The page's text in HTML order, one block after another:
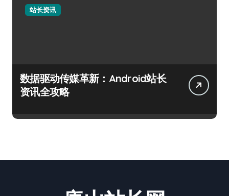
站长资讯
数据驱动传媒革新：Android站长
资讯全攻略